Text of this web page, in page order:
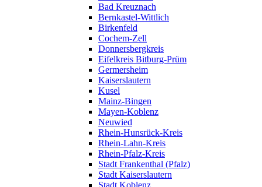
Bad Kreuznach
Bernkastel-Wittlich
Birkenfeld
Cochem-Zell
Donnersbergkreis
Eifelkreis Bitburg-Prüm
Germersheim
Kaiserslautern
Kusel
Mainz-Bingen
Mayen-Koblenz
Neuwied
Rhein-Hunsrück-Kreis
Rhein-Lahn-Kreis
Rhein-Pfalz-Kreis
Stadt Frankenthal (Pfalz)
Stadt Kaiserslautern
Stadt Koblenz